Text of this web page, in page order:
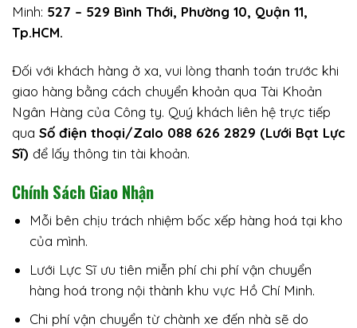
Minh: 527 – 529 Bình Thới, Phường 10, Quận 11,
Tp.HCM.
Đối với khách hàng ở xa, vui lòng thanh toán trước khi
giao hàng bằng cách chuyển khoản qua Tài Khoản
Ngân Hàng của Công ty. Quý khách liên hệ trực tiếp
qua Số điện thoại/Zalo 088 626 2829 (Lưới Bạt Lực
Sĩ) để lấy thông tin tài khoản.
Chính Sách Giao Nhận
Mỗi bên chịu trách nhiệm bốc xếp hàng hoá tại kho
của mình.
Lưới Lực Sĩ ưu tiên miễn phí chi phí vận chuyển
hàng hoá trong nội thành khu vực Hồ Chí Minh.
Chi phí vận chuyển từ chành xe đến nhà sẽ do